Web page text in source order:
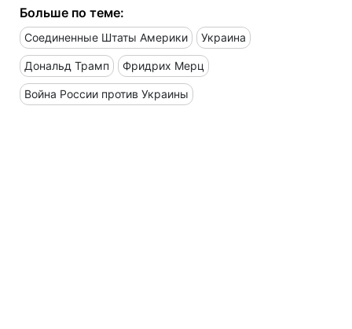
Больше по теме:
Соединенные Штаты Америки Украина
Дональд Трамп Фридрих Мерц
Война России против Украины